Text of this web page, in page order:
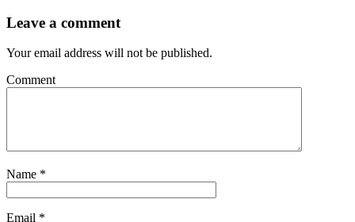
Leave a comment
Your email address will not be published.
Comment
Name *
Email *